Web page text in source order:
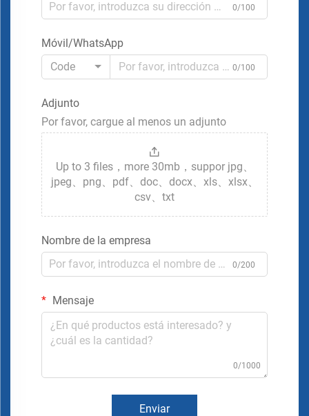
0/100
Móvil/WhatsApp
Code
0/100
Adjunto
Por favor, cargue al menos un adjunto
Up to 3 files，more 30mb，suppor jpg、
jpeg、png、pdf、doc、docx、xls、xlsx、
csv、txt
Nombre de la empresa
0/200
Mensaje
0/1000
Enviar